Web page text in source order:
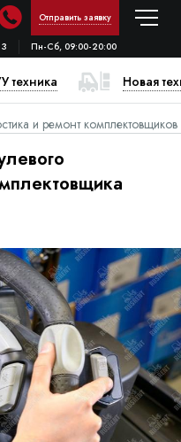
Отправить заявку
Пн-Сб, 09:00-20:00
техника Новая
и ремонт комплектовщиков